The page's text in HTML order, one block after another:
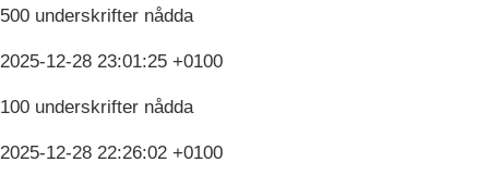
500 underskrifter nådda
2025-12-28 23:01:25 +0100
100 underskrifter nådda
2025-12-28 22:26:02 +0100